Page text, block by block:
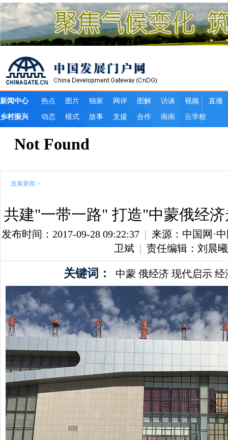
发展要闻 >
共建"一带一路" 打造"中蒙俄经
发布时间：2017-09-28 09:22:37 | 来源：中国网·
卫斌 | 责任编辑：刘晨曦
关键词： 中蒙 俄经济 现代启示 经